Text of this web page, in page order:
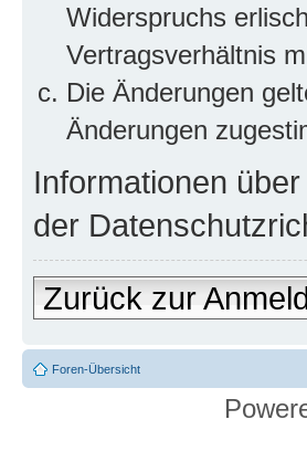
Widerspruchs
Vertragsverhältnis
Die Änderungen
Änderungen
Informationen
der
Zurück zur
Foren-Übersicht